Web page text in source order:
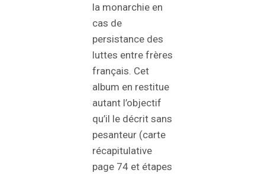
la monarchie en
cas de
persistance des
luttes entre frères
français. Cet
album en restitue
autant l’objectif
qu’il le décrit sans
pesanteur (carte
récapitulative
page 74 et étapes